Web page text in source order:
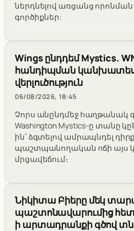
ներդնելով առցանց
գործիքներ:
Wings ընդդեմ Mystics.
հանդիպման
վերլուծություն
06/08/2026, 18:45
Չորս անընդմեջ հաղթանակ
Washington Mystics-ը տանը
ին՝ ձգտելով ամրապնդել
պաշտպանողական ոճի այս
մրցավեճում։
Նիկիտա Բիերը մեկ
պաշտոնավարումից
ի արտադրանքի գծով